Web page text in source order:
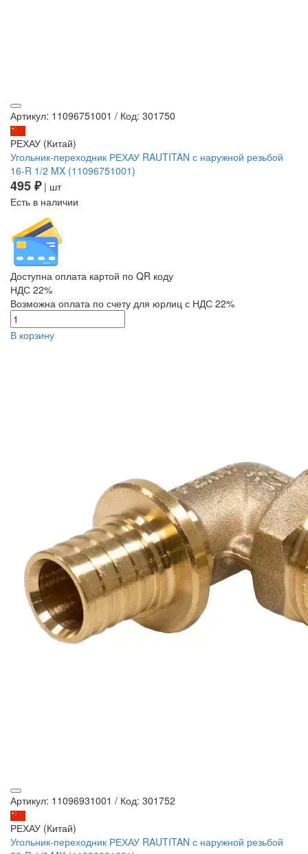
Артикул: 11096751001 / Код: 301750
РЕХАУ (Китай)
Угольник-переходник РЕХАУ RAUTITAN с наружной резьбой
16-R 1/2 MX (11096751001)
495 ₽| шт
Есть в наличии
Доступна оплата картой по QR коду
НДС 22%
Возможна оплата по счету для юрлиц с НДС 22%
В корзину
Артикул: 11096931001 / Код: 301752
РЕХАУ (Китай)
Угольник-переходник РЕХАУ RAUTITAN с наружной резьбой